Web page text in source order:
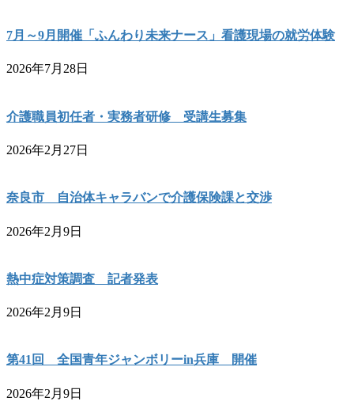
7月～9月開催「ふんわり未来ナース」看護現場の就労体験
2026年7月28日
介護職員初任者・実務者研修 受講生募集
2026年2月27日
奈良市 自治体キャラバンで介護保険課と交渉
2026年2月9日
熱中症対策調査 記者発表
2026年2月9日
第41回 全国青年ジャンボリーin兵庫 開催
2026年2月9日